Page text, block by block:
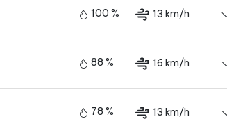
100 % 13 km/h
88 % 16 km/h
78 % 13 km/h